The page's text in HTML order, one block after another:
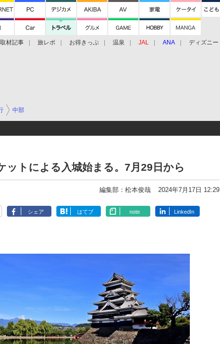
取材記事 旅レポ お得きっぷ 温泉 JAL ANA ディズニー
中部
ットによる入城始まる。7月29日から
編集部：松本俊哉 2024年7月17日 12:29
シェア はてブ note LinkedIn